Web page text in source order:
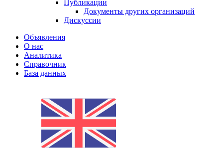
Публикации
Документы других организаций
Дискуссии
Объявления
О нас
Аналитика
Справочник
База данных